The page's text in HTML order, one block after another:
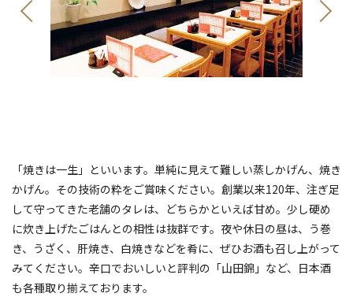
「焼きは一生」といいます。単純に見えて難しい蒸しかげん、焼き
かげん。その技術の粋をご賞味ください。創業以来120年、注ぎ足
して守ってきた老舗のタレは、どちらかといえば甘め。少し硬め
に炊き上げたごはんとの相性は抜群です。夜や休日の昼は、う巻
き、うざく、肝焼き、白焼きなどを肴に、ぜひお酒も召し上がって
みてください。辛口でおいしいと評判の「山田錦」など、日本酒
も各種取り揃えております。